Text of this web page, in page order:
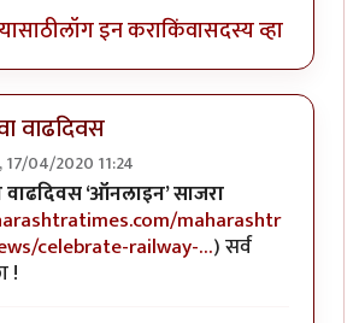
लॉग इन कराकिंवासदस्य व्हा
वाढदिवस
17/04/2020 11:24
‘ऑनलाइन’ साजरा
maharashtr
celebrate-railway-…) सर्व
!